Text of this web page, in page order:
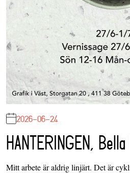
2026-06-24
HANTERINGEN, Bella
Mitt arbete är aldrig linjärt. Det är